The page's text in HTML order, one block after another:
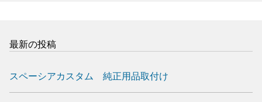
最新の投稿
スペーシアカスタム 純正用品取付け